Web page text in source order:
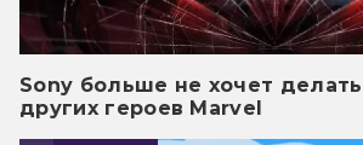
Sony больше не хочет
других героев Marvel